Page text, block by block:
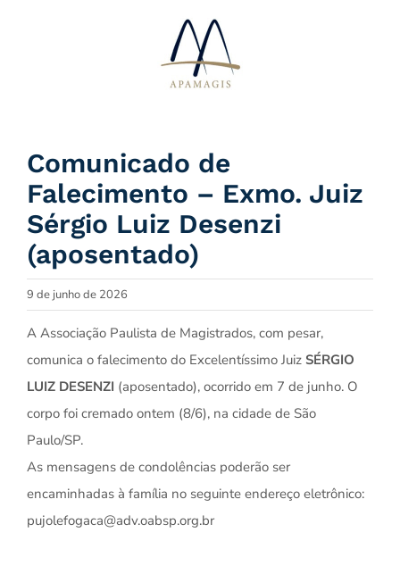
Comunicado de
Falecimento – Exmo. Juiz
Sérgio Luiz Desenzi
(aposentado)
9 de junho de 2026
A Associação Paulista de Magistrados, com pesar,
comunica o falecimento do Excelentíssimo Juiz SÉRGIO
LUIZ DESENZI (aposentado), ocorrido em 7 de junho. O
corpo foi cremado ontem (8/6), na cidade de São
Paulo/SP.
As mensagens de condolências poderão ser
encaminhadas à família no seguinte endereço eletrônico:
pujolefogaca@adv.oabsp.org.br